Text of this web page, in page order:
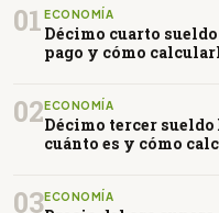
01 ECONOMÍA
Décimo cuarto
pago y cómo
02 ECONOMÍA
Décimo tercer sueldo
cuánto es y cómo
03ECONOMÍA